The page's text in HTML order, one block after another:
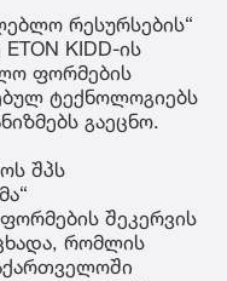
რესურსების“
KIDD-ის
ფორმების
ტექნოლოგიებს
გაეცნო.
შპს
შეკერვის
რომლის